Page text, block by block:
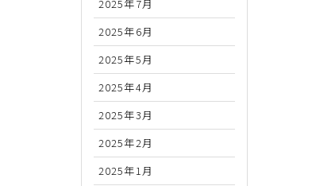
2025年7月
2025年6月
2025年5月
2025年4月
2025年3月
2025年2月
2025年1月